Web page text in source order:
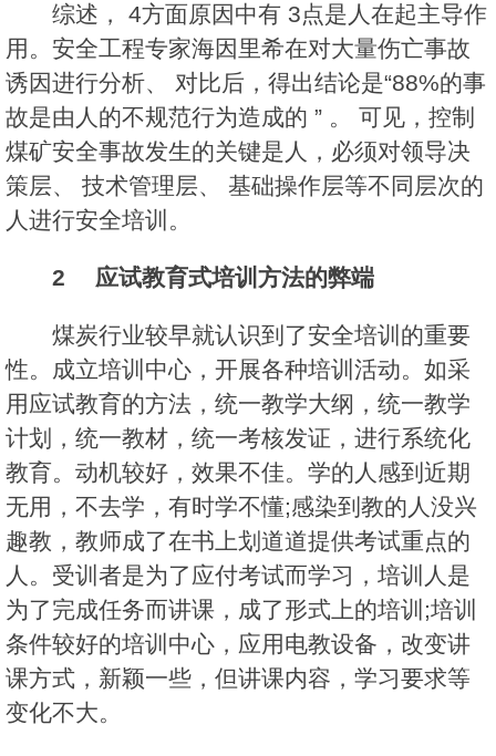
综述， 4方面原因中有 3点是人在起主导作
用。安全工程专家海因里希在对大量伤亡事故
诱因进行分析、 对比后，得出结论是“88%的事
故是由人的不规范行为造成的 ” 。 可见，控制
煤矿安全事故发生的关键是人，必须对领导决
策层、 技术管理层、 基础操作层等不同层次的
人进行安全培训。
2 应试教育式培训方法的弊端
煤炭行业较早就认识到了安全培训的重要
性。成立培训中心，开展各种培训活动。如采
用应试教育的方法，统一教学大纲，统一教学
计划，统一教材，统一考核发证，进行系统化
教育。动机较好，效果不佳。学的人感到近期
无用，不去学，有时学不懂;感染到教的人没兴
趣教，教师成了在书上划道道提供考试重点的
人。受训者是为了应付考试而学习，培训人是
为了完成任务而讲课，成了形式上的培训;培训
条件较好的培训中心，应用电教设备，改变讲
课方式，新颖一些，但讲课内容，学习要求等
变化不大。